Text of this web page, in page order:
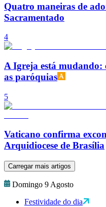
Quatro maneiras de
Sacramentado
4
A Igreja está
as paróquias
5
Vaticano confirma
Arquidiocese de Brasília
Carregar mais artigos
Domingo 9 Agosto
Festividade do dia